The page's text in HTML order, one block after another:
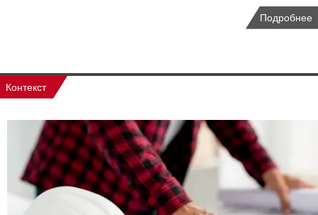
Подробнее
Контекст